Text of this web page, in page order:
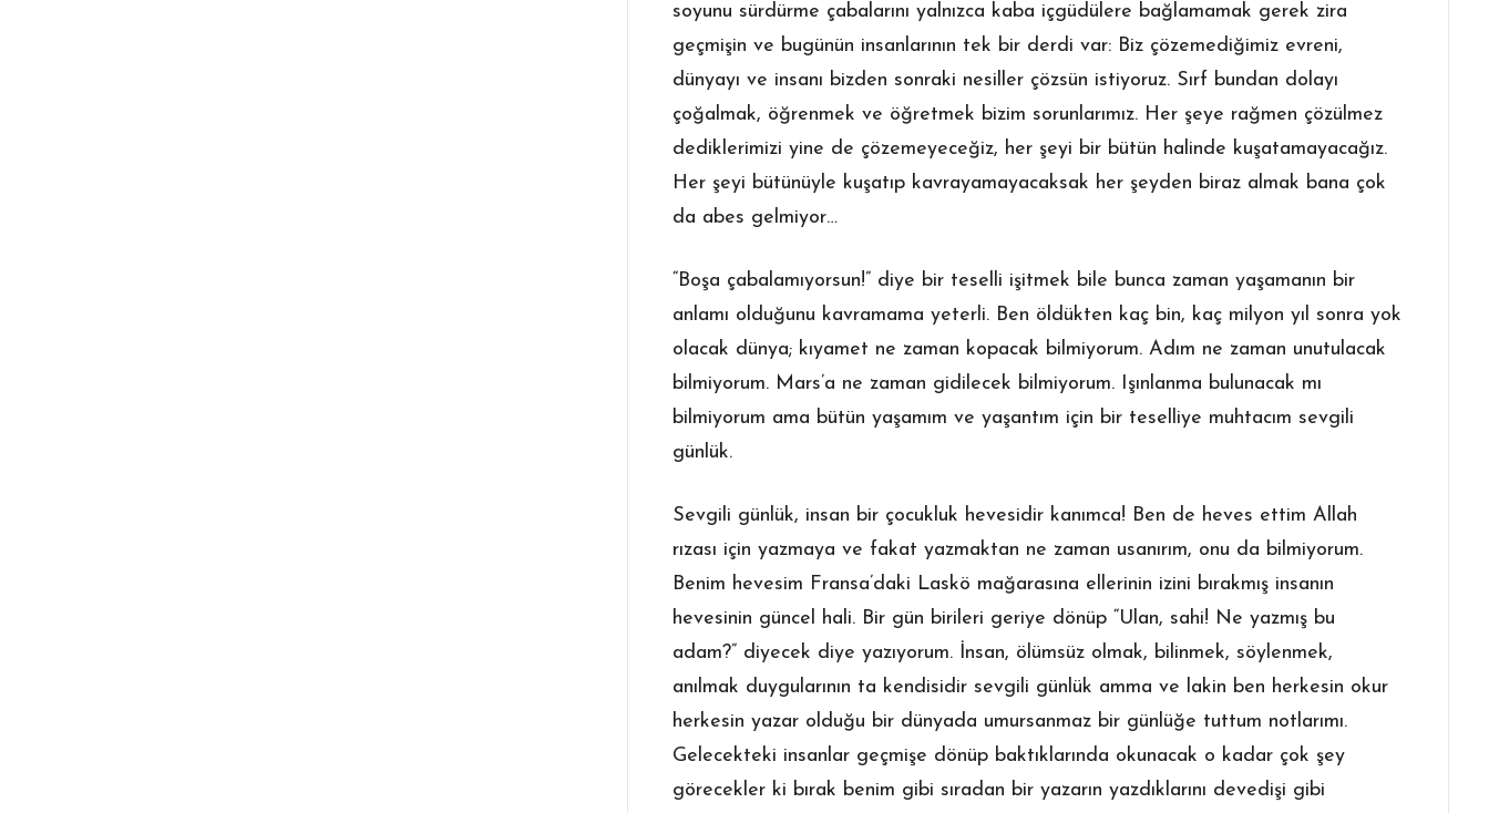
soyunu sürdürme çabalarını yalnızca kaba içgüdülere bağlamamak gerek zira
geçmişin ve bugünün insanlarının tek bir derdi var: Biz çözemediğimiz evreni,
dünyayı ve insanı bizden sonraki nesiller çözsün istiyoruz. Sırf bundan dolayı
çoğalmak, öğrenmek ve öğretmek bizim sorunlarımız. Her şeye rağmen çözülmez
dediklerimizi yine de çözemeyeceğiz, her şeyi bir bütün halinde kuşatamayacağız.
Her şeyi bütünüyle kuşatıp kavrayamayacaksak her şeyden biraz almak bana çok
da abes gelmiyor…
“Boşa çabalamıyorsun!” diye bir teselli işitmek bile bunca zaman yaşamanın bir
anlamı olduğunu kavramama yeterli. Ben öldükten kaç bin, kaç milyon yıl sonra yok
olacak dünya; kıyamet ne zaman kopacak bilmiyorum. Adım ne zaman unutulacak
bilmiyorum. Mars’a ne zaman gidilecek bilmiyorum. Işınlanma bulunacak mı
bilmiyorum ama bütün yaşamım ve yaşantım için bir teselliye muhtacım sevgili
günlük.
Sevgili günlük, insan bir çocukluk hevesidir kanımca! Ben de heves ettim Allah
rızası için yazmaya ve fakat yazmaktan ne zaman usanırım, onu da bilmiyorum.
Benim hevesim Fransa’daki Laskö mağarasına ellerinin izini bırakmış insanın
hevesinin güncel hali. Bir gün birileri geriye dönüp “Ulan, sahi! Ne yazmış bu
adam?” diyecek diye yazıyorum. İnsan, ölümsüz olmak, bilinmek, söylenmek,
anılmak duygularının ta kendisidir sevgili günlük amma ve lakin ben herkesin okur
herkesin yazar olduğu bir dünyada umursanmaz bir günlüğe tuttum notlarımı.
Gelecekteki insanlar geçmişe dönüp baktıklarında okunacak o kadar çok şey
görecekler ki bırak benim gibi sıradan bir yazarın yazdıklarını devedişi gibi